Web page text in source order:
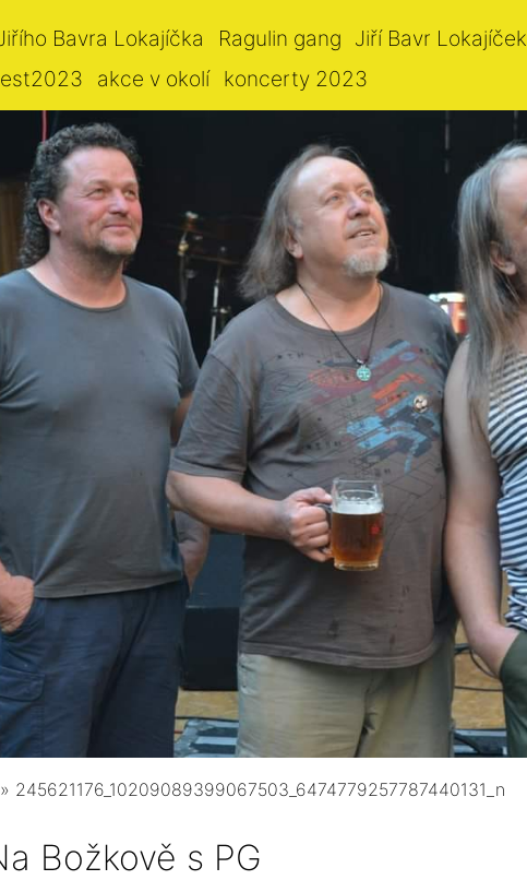
Bavra Lokajíčka Ragulin gang Jiří Bavr Lokajíček
akce v okolí koncerty 2023
» 245621176_10209089399067503_6474779257787440131_n
Božkově s PG